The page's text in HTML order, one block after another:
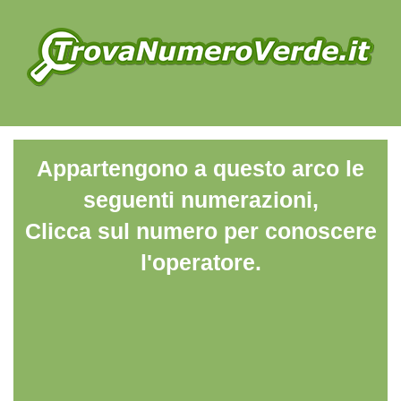
Appartengono a questo arco le
seguenti numerazioni,
Clicca sul numero per conoscere
l'operatore.